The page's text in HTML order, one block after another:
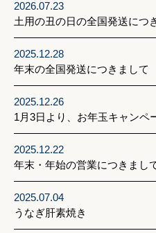
2026.07.23
土用の丑の日の全国発送につ
2025.12.28
年末の全国発送につきまして
2025.12.26
1月3日より、お年玉キャンペ
2025.12.22
年末・年始の営業につきまし
2025.07.04
うなぎ肝素焼き